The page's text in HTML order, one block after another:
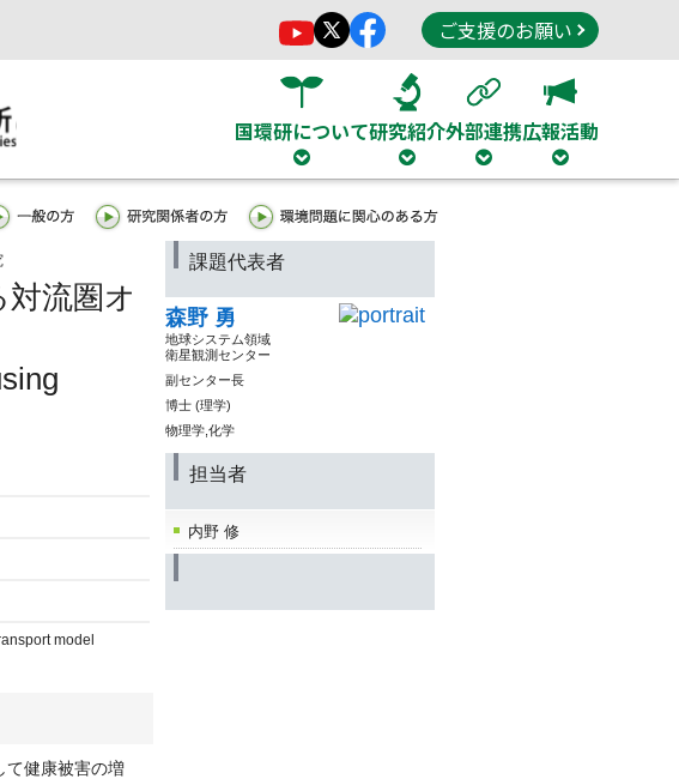
ご支援のお願い
国環研について研究紹介外部連携広報活動
流圏オ
model
て健康被害の増
課題代表者
森野 勇
地球システム領域
衛星観測センター
副センター長
博士 (理学)
物理学,化学
担当者
内野 修